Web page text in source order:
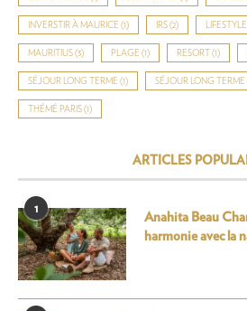
INVERSTIR À MAURICE (1) IRS (2) LIFESTYLE
MAURITIUS (3) PLAGE (1) RESORT (1)
SÉJOUR LONG TERME (1) SÉJOUR LONG TERME
THÉMÉ PARIS (1)
ARTICLES
1
Anahita Beau
harmonie avec la